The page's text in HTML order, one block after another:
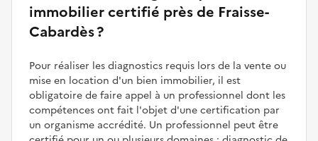
immobilier certifié près de Fraisse-
Cabardès ?
Pour réaliser les diagnostics requis lors de la vente ou
mise en location d'un bien immobilier, il est
obligatoire de faire appel à un professionnel dont les
compétences ont fait l'objet d'une certification par
un organisme accrédité. Un professionnel peut être